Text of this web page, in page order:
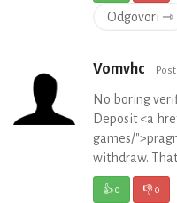
Odgovori ⇾
Vomvhc
No boring
Deposit <a
games/
withdraw.
👍0 👎0